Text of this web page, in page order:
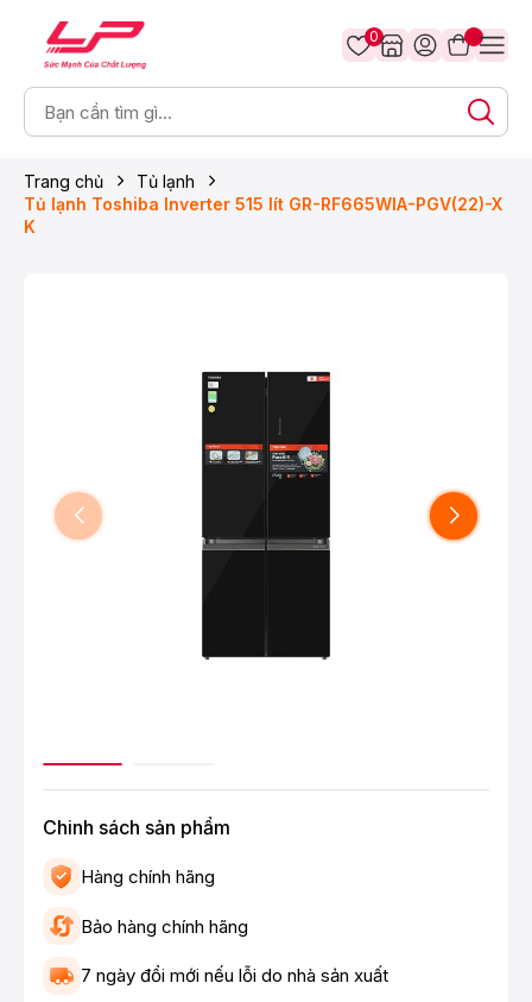
0
Trang chủ
Tủ lạnh
Tủ lạnh Toshiba Inverter 515 lít GR-RF665WIA-PGV(22)-X
K
Chinh sách sản phẩm
Hàng chính hãng
Bảo hàng chính hãng
7 ngày đổi mới nếu lỗi do nhà sản xuất